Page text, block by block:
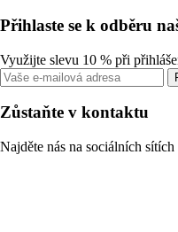
Přihlaste se k odběru
Využijte slevu 10 % při
Zůstaňte v kontaktu
Najděte nás na sociálních sítích